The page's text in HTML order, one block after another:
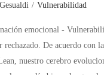
Vulnerabilidad
emocional -
rechazado. De acuerdo con
nuestro cerebro